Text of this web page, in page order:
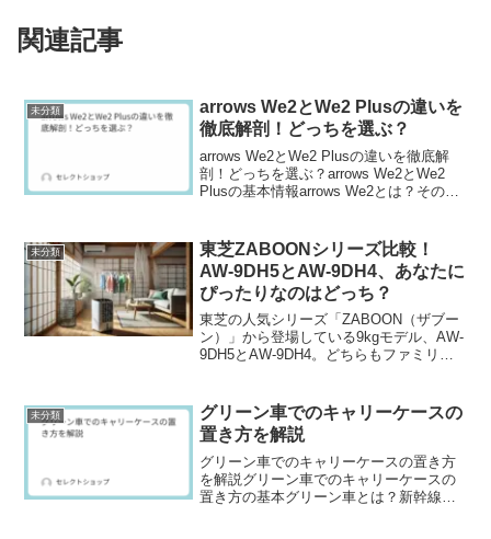
関連記事
未分類
arrows We2とWe2 Plusの違いを
徹底解剖！どっちを選ぶ？
arrows We2とWe2 Plusの違いを徹底解
剖！どっちを選ぶ？arrows We2とWe2
Plusの基本情報arrows We2とは？その特
視したエ...
未分類
東芝ZABOONシリーズ比較！
AW-9DH5とAW-9DH4、あなたに
ぴったりなのはどっち？
東芝の人気シリーズ「ZABOON（ザブー
ン）」から登場している9kgモデル、AW-
9DH5とAW-9DH4。どちらもファミリー
自分に合った1台を選ぶことができます。
今回...
未分類
グリーン車でのキャリーケースの
置き方を解説
グリーン車でのキャリーケースの置き方
を解説グリーン車でのキャリーケースの
置き方の基本グリーン車とは？新幹線や